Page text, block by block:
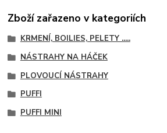
Zboží zařazeno v kategoriích
KRMENÍ, BOILIES, PELETY .....
NÁSTRAHY NA HÁČEK
PLOVOUCÍ NÁSTRAHY
PUFFI
PUFFI MINI